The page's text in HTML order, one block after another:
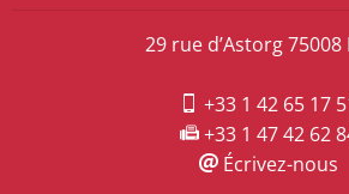
29 rue d’Astorg 75008
+33 1 42 65 17
+33 1 47 42 62
Écrivez-nous